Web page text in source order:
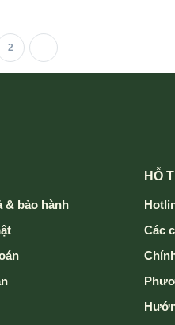
2
& bảo hành
HỖ
Các